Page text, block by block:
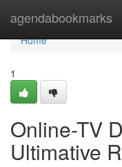
agendabookmarks
Home
Home
1
Online-TV
Ultimative